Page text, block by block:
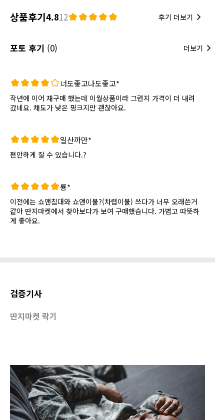
상품후기4.812 후기 더보기
포토 후기 (0) 더보기
너도좋고나도좋고*
작년에 이어 재구매 했는데 이월상품이라 그런지 가격이 더 내려
갔네요. 채도가 낮은 핑크지만 괜찮아요.
일산까만*
편안하게 잘 수 있습니다.?
룡*
이전에는 쇼앤침대와 쇼앤이불?(차렵이불) 쓰다가 너무 오래쓴거
같아 딴지마켓에서 찾아보다가 보여 구매했습니다. 가볍고 따뜻하
게 좋아요.
검증기사
딴지마켓 락기